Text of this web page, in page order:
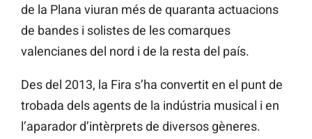
de la Plana viuran més de quaranta actuacions
de bandes i solistes de les comarques
valencianes del nord i de la resta del país.
Des del 2013, la Fira s’ha convertit en el punt de
trobada dels agents de la indústria musical i en
l’aparador d’intèrprets de diversos gèneres.